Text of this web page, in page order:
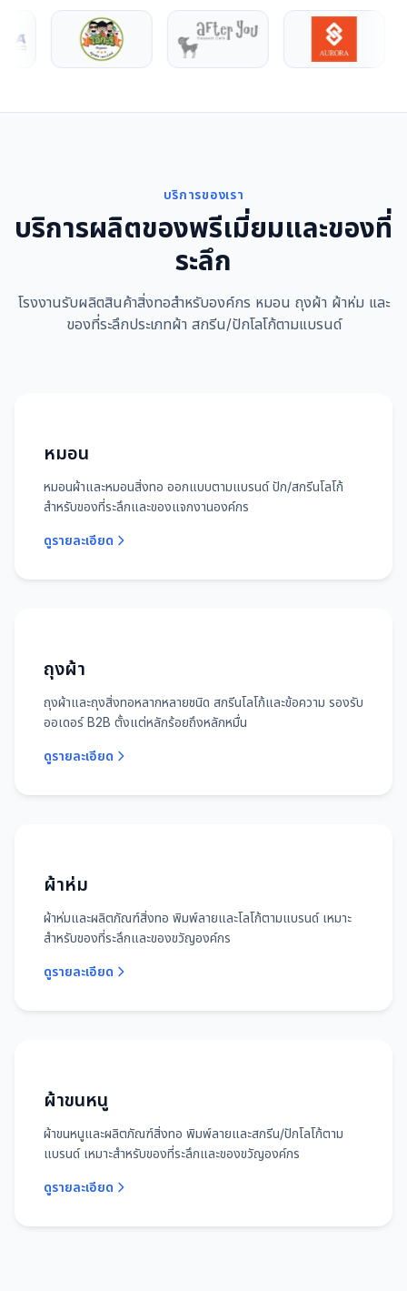
บริการของเรา
บริการผลิตของพรีเมี่ยมและของที่
ระลึก
โรงงานรับผลิตสินค้าสิ่งทอสำหรับองค์กร หมอน ถุงผ้า ผ้าห่ม และ
ของที่ระลึกประเภทผ้า สกรีน/ปักโลโก้ตามแบรนด์
หมอน
หมอนผ้าและหมอนสิ่งทอ ออกแบบตามแบรนด์ ปัก/สกรีนโลโก้
สำหรับของที่ระลึกและของแจกงานองค์กร
ดูรายละเอียด
ถุงผ้า
ถุงผ้าและถุงสิ่งทอหลากหลายชนิด สกรีนโลโก้และข้อความ รองรับ
ออเดอร์ B2B ตั้งแต่หลักร้อยถึงหลักหมื่น
ดูรายละเอียด
ผ้าห่ม
ผ้าห่มและผลิตภัณฑ์สิ่งทอ พิมพ์ลายและโลโก้ตามแบรนด์ เหมาะ
สำหรับของที่ระลึกและของขวัญองค์กร
ดูรายละเอียด
ผ้าขนหนู
ผ้าขนหนูและผลิตภัณฑ์สิ่งทอ พิมพ์ลายและสกรีน/ปักโลโก้ตาม
แบรนด์ เหมาะสำหรับของที่ระลึกและของขวัญองค์กร
ดูรายละเอียด